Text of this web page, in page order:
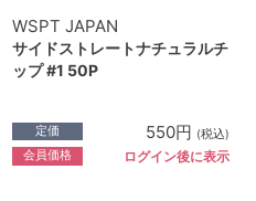
WSPT JAPAN
サイドストレートナチュラルチ
ップ #1 50P
定価 550円 (税込)
会員価格 ログイン後に表示